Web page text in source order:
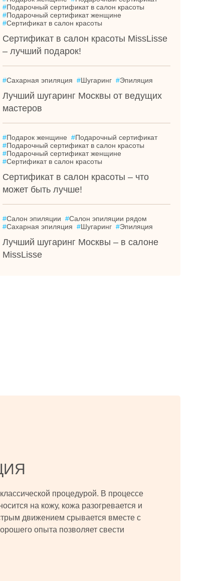
#Подарочный сертификат в салон красоты
#Подарочный сертификат женщине
#Сертификат в салон красоты
Сертификат в салон красоты MissLisse
– лучший подарок!
#Сахарная эпиляция #Шугаринг #Эпиляция
Лучший шугаринг Москвы от ведущих
мастеров
#Подарок женщине #Подарочный сертификат
#Подарочный сертификат в салон красоты
#Подарочный сертификат женщине
#Сертификат в салон красоты
Сертификат в салон красоты – что
может быть лучше!
#Салон эпиляции #Салон эпиляции рядом
#Сахарная эпиляция #Шугаринг #Эпиляция
Лучший шугаринг Москвы – в салоне
MissLisse
процедурой. В процессе
на кожу, кожа разогревается и
движением срывается вместе с
опыта позволяет свести